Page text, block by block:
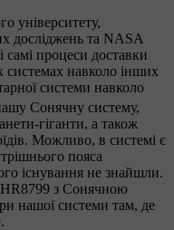
університету,
досліджень та NASA
самі процеси доставки
системах навколо інших
системи навколо
Сонячну систему,
гіганти, а також
Можливо, в системі є
пояса
існування не знайшли.
HR8799 з Сонячною
нашої системи там, де